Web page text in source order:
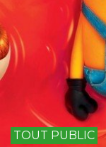
TOUT PUBLIC